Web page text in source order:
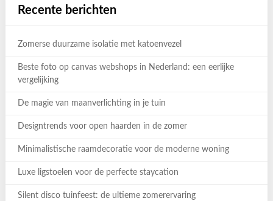
Recente berichten
Zomerse duurzame isolatie met katoenvezel
Beste foto op canvas webshops in Nederland: een eerlijke
vergelijking
De magie van maanverlichting in je tuin
Designtrends voor open haarden in de zomer
Minimalistische raamdecoratie voor de moderne woning
Luxe ligstoelen voor de perfecte staycation
Silent disco tuinfeest: de ultieme zomerervaring